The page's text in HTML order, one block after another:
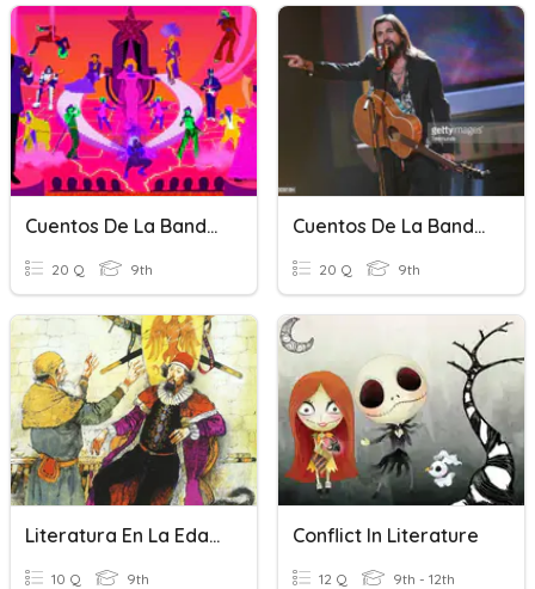
Cuentos De La Banda: Cuento 6
20 Q 9th
Cuentos De La Banda: Cuento 13
20 Q 9th
Literatura En La Edad Media
10 Q 9th
Conflict In Literature
12 Q 9th - 12th